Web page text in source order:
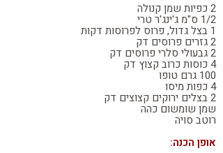
2 כפיות שמן קנולה‏
שמן שומשום כהה
רוטב סויה
אופן הכנה: